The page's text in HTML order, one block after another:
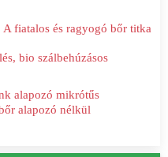
A fiatalos és ragyogó bőr titka
bio szálbehúzásos
alapozó mikrótűs
alapozó nélkül